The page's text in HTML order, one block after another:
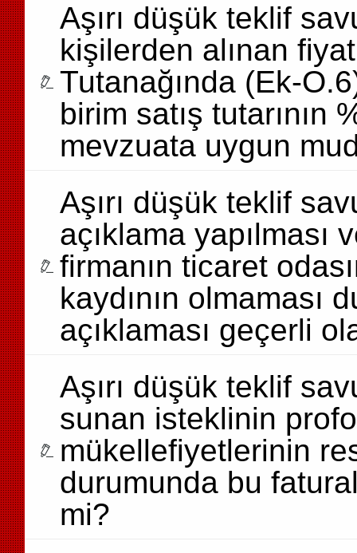
Aşırı düşük teklif
kişilerden alınan
Tutanağında (Ek-
birim satış tutarının
mevzuata uygun
Aşırı düşük teklif
açıklama yapılması
firmanın ticaret
kaydının olmaması
açıklaması geçerli
Aşırı düşük teklif
sunan isteklinin
mükellefiyetlerinin
durumunda bu
mi?